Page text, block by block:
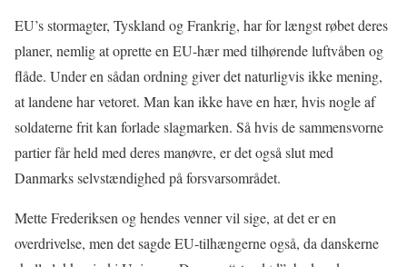
EU’s stormagter, Tyskland og Frankrig, har for længst røbet deres
planer, nemlig at oprette en EU-hær med tilhørende luftvåben og
flåde. Under en sådan ordning giver det naturligvis ikke mening,
at landene har vetoret. Man kan ikke have en hær, hvis nogle af
soldaterne frit kan forlade slagmarken. Så hvis de sammensvorne
partier får held med deres manøvre, er det også slut med
Danmarks selvstændighed på forsvarsområdet.
Mette Frederiksen og hendes venner vil sige, at det er en
overdrivelse, men det sagde EU-tilhængerne også, da danskerne